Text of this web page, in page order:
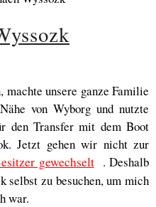
machte unsere ganze Familie
von Wyborg und nutzte
den Transfer mit dem Boot
Jetzt gehen wir nicht zur
gewechselt . Deshalb
selbst zu besuchen, um mich
war.